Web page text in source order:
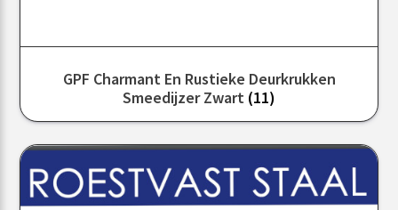
GPF Charmant En Rustieke Deurkrukken
Smeedijzer Zwart (11)